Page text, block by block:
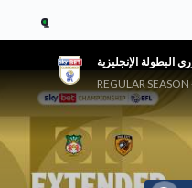
1
البطولة الإنجليزية
REGULAR